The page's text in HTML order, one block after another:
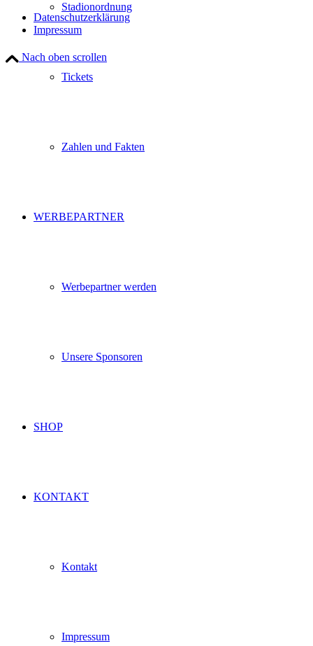
Stadionordnung
Tickets
Zahlen und Fakten
WERBEPARTNER
Werbepartner werden
Unsere Sponsoren
SHOP
KONTAKT
Kontakt
Impressum
Datenschutzerklärung
Impressum
Nach oben scrollen